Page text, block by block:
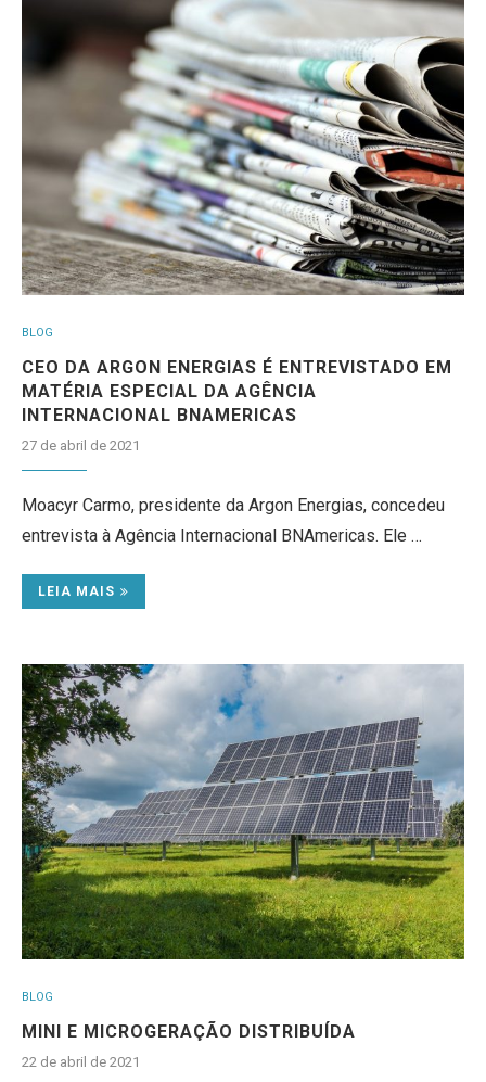
BLOG
CEO DA ARGON ENERGIAS É ENTREVISTADO EM
MATÉRIA ESPECIAL DA AGÊNCIA
INTERNACIONAL BNAMERICAS
27 de abril de 2021
Moacyr Carmo, presidente da Argon Energias, concedeu
entrevista à Agência Internacional BNAmericas. Ele …
LEIA MAIS
BLOG
MINI E MICROGERAÇÃO DISTRIBUÍDA
22 de abril de 2021